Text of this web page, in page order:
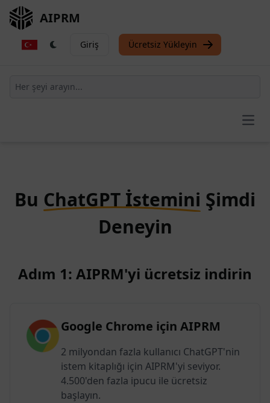
AIPRM
Giriş Ücretsiz Yükleyin
Bu ChatGPT İstemini Şimdi
Deneyin
Adım 1: AIPRM'yi ücretsiz indirin
Google Chrome için AIPRM
2 milyondan fazla kullanıcı ChatGPT'nin
istem kitaplığı için AIPRM'yi seviyor.
4.500'den fazla ipucu ile ücretsiz
başlayın.